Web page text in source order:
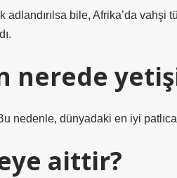
bile, Afrika’da vahşi
nerede
nedenle, dünyadaki en iyi
aittir?